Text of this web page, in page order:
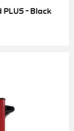
– Black